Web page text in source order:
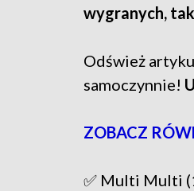
wygranych,
Odśwież
samoczynnie!
ZOBACZ
✅ Multi Multi